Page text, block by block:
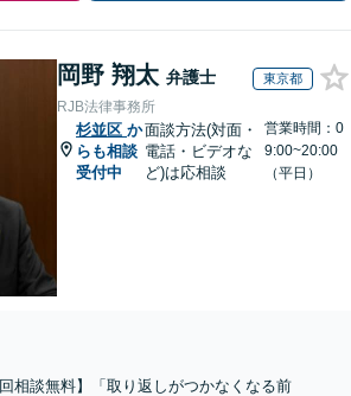
岡野 翔太 弁護士 東京都
RJB法律事務所
杉並区 か
らも相談
受付中
面談方法(対面・
電話・ビデオな
ど)は応相談
営業時間：0
9:00~20:00
（平日）
相談無料】「取り返しがつかなくなる前